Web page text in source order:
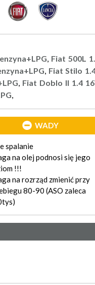
, Fiat 500L
, Fiat Stilo
, Fiat Doblo II 1.4
,
WADY
spalanie
na olej podnosi się jego
!!!
na rozrząd zmienić przy
80-90 (ASO zaleca